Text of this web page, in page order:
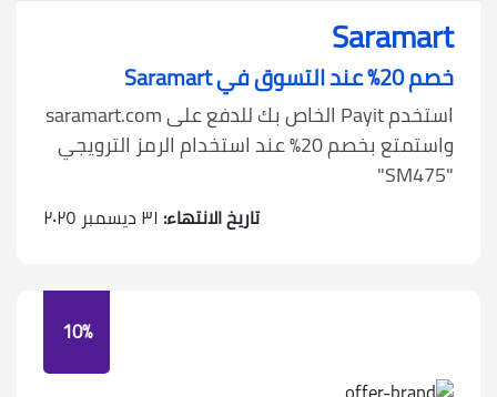
Saramart
خصم 20٪ عند التسوق في Saramart
استخدم Payit الخاص بك للدفع على saramart.com
واستمتع بخصم 20٪ عند استخدام الرمز الترويجي
"SM475"
تاريخ الانتهاء: ٣١ ديسمبر ٢٠٢٥
10%